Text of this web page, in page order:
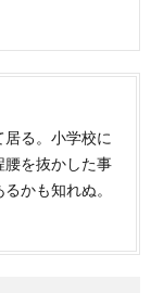
る。小学校に
腰を抜かした事
かも知れぬ。